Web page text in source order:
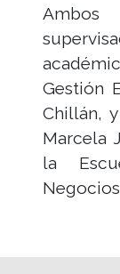
Ambos
Gestión
Chillán,
Marcela
la